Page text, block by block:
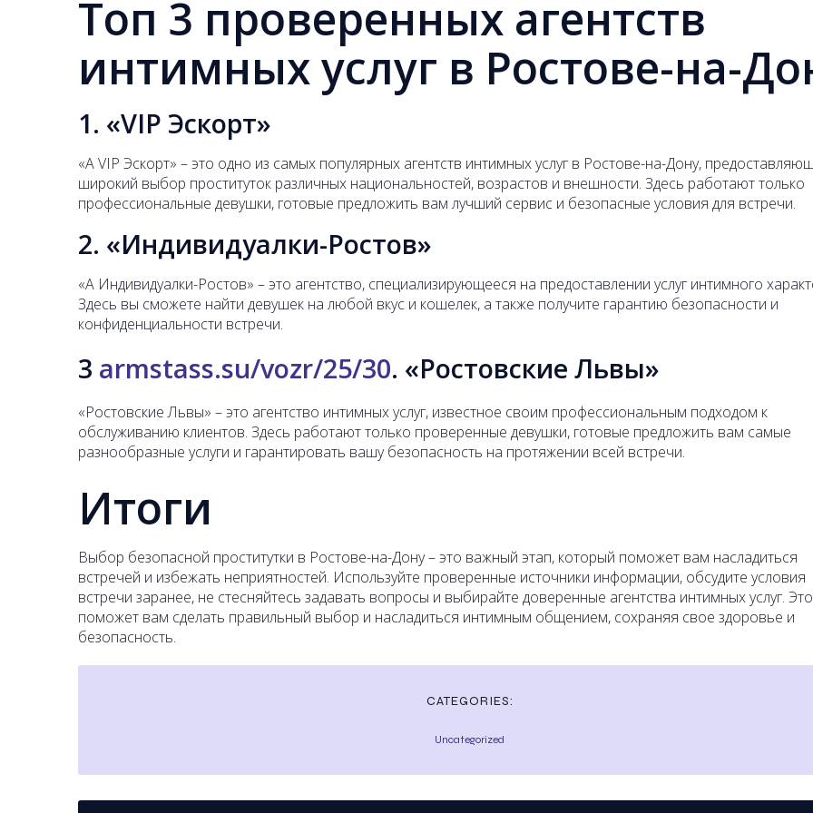
Топ 3 проверенных агентств
интимных услуг в Ростове-на-
1. «VIP Эскорт»
«A VIP Эскорт» – это одно из самых популярных агентств интимных услуг в Ростове-на-Дону,
широкий выбор проституток различных национальностей, возрастов и внешности. Здесь работают только
профессиональные девушки, готовые предложить вам лучший сервис и безопасные условия для встречи.
2. «Индивидуалки-Ростов»
«A Индивидуалки-Ростов» – это агентство, специализирующееся на предоставлении услуг интимного
Здесь вы сможете найти девушек на любой вкус и кошелек, а также получите гарантию безопасности и
конфиденциальности встречи.
3 armstass.su/vozr/25/30. «Ростовские Львы»
«Ростовские Львы» – это агентство интимных услуг, известное своим профессиональным подходом к
обслуживанию клиентов. Здесь работают только проверенные девушки, готовые предложить вам самые
разнообразные услуги и гарантировать вашу безопасность на протяжении всей встречи.
Итоги
Выбор безопасной проститутки в Ростове-на-Дону – это важный этап, который поможет вам насладиться
встречей и избежать неприятностей. Используйте проверенные источники информации, обсудите условия
встречи заранее, не стесняйтесь задавать вопросы и выбирайте доверенные агентства интимных услуг. Это
поможет вам сделать правильный выбор и насладиться интимным общением, сохраняя свое здоровье и
безопасность.
CATEGORIES:
Uncategorized